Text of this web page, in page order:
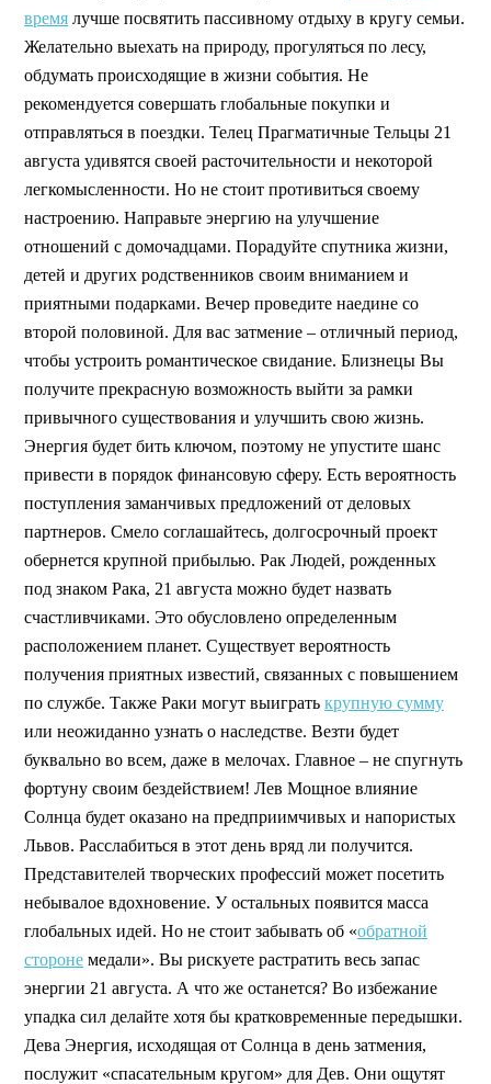
время лучше посвятить пассивному отдыху в кругу семьи.
Желательно выехать на природу, прогуляться по лесу,
обдумать происходящие в жизни события. Не
рекомендуется совершать глобальные покупки и
отправляться в поездки. Телец Прагматичные Тельцы 21
августа удивятся своей расточительности и некоторой
легкомысленности. Но не стоит противиться своему
настроению. Направьте энергию на улучшение
отношений с домочадцами. Порадуйте спутника жизни,
детей и других родственников своим вниманием и
приятными подарками. Вечер проведите наедине со
второй половиной. Для вас затмение – отличный период,
чтобы устроить романтическое свидание. Близнецы Вы
получите прекрасную возможность выйти за рамки
привычного существования и улучшить свою жизнь.
Энергия будет бить ключом, поэтому не упустите шанс
привести в порядок финансовую сферу. Есть вероятность
поступления заманчивых предложений от деловых
партнеров. Смело соглашайтесь, долгосрочный проект
обернется крупной прибылью. Рак Людей, рожденных
под знаком Рака, 21 августа можно будет назвать
счастливчиками. Это обусловлено определенным
расположением планет. Существует вероятность
получения приятных известий, связанных с повышением
по службе. Также Раки могут выиграть крупную сумму
или неожиданно узнать о наследстве. Везти будет
буквально во всем, даже в мелочах. Главное – не спугнуть
фортуну своим бездействием! Лев Мощное влияние
Солнца будет оказано на предприимчивых и напористых
Львов. Расслабиться в этот день вряд ли получится.
Представителей творческих профессий может посетить
небывалое вдохновение. У остальных появится масса
глобальных идей. Но не стоит забывать об «обратной
стороне медали». Вы рискуете растратить весь запас
энергии 21 августа. А что же останется? Во избежание
упадка сил делайте хотя бы кратковременные передышки.
Дева Энергия, исходящая от Солнца в день затмения,
послужит «спасательным кругом» для Дев. Они ощутят